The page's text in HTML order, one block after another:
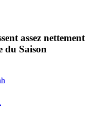
assez nettement
du Saison